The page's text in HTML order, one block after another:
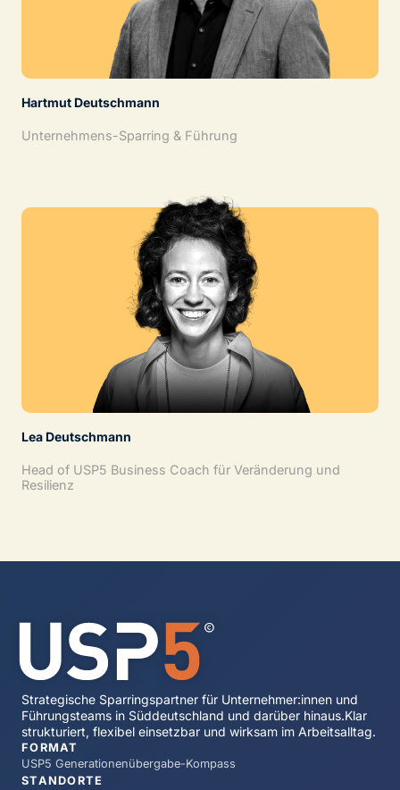
Hartmut Deutschmann
Unternehmens-Sparring & Führung
Lea Deutschmann
Head of USP5 Business Coach für Veränderung und
Resilienz
Strategische Sparringspartner für Unternehmer:innen und
Führungsteams in Süddeutschland und darüber hinaus.Klar
strukturiert, flexibel einsetzbar und wirksam im Arbeitsalltag.
FORMAT
USP5 Generationenübergabe-Kompass
STANDORTE